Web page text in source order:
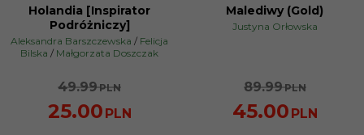
PROMOCJA
Holandia [Inspirator
Podróżniczy]
Aleksandra Barszczewska / Felicja
Bilska / Małgorzata Doszczak
49.99PLN
25.00 PLN
Malediwy (Gold)
Justyna Orłowska
89.99PLN
45.00 PLN